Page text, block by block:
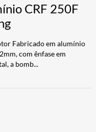
CRF 250F
Fabricado em alumínio
com ênfase em
a bomb...